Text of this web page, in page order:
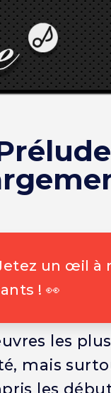
un œil à
! 👀
les
mais
les